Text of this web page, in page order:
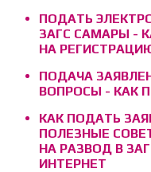
ПОДАТЬ
ЗАГС САМАРЫ -
НА
ПОДАЧА
ВОПРОСЫ - КАК
КАК ПОДАТЬ
ПОЛЕЗНЫЕ
НА РАЗВОД В
ИНТЕРНЕТ